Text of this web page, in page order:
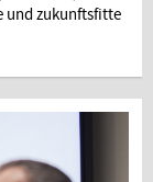
und zukunftsfitte